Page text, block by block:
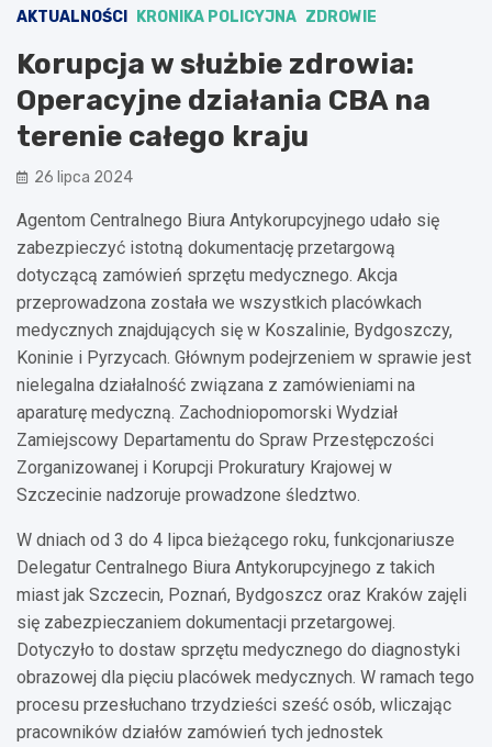
AKTUALNOŚCI KRONIKA POLICYJNA ZDROWIE
Korupcja w służbie zdrowia:
Operacyjne działania CBA na
terenie całego kraju
26 lipca 2024
Agentom Centralnego Biura Antykorupcyjnego udało się
zabezpieczyć istotną dokumentację przetargową
dotyczącą zamówień sprzętu medycznego. Akcja
przeprowadzona została we wszystkich placówkach
medycznych znajdujących się w Koszalinie, Bydgoszczy,
Koninie i Pyrzycach. Głównym podejrzeniem w sprawie jest
nielegalna działalność związana z zamówieniami na
aparaturę medyczną. Zachodniopomorski Wydział
Zamiejscowy Departamentu do Spraw Przestępczości
Zorganizowanej i Korupcji Prokuratury Krajowej w
Szczecinie nadzoruje prowadzone śledztwo.
W dniach od 3 do 4 lipca bieżącego roku, funkcjonariusze
Delegatur Centralnego Biura Antykorupcyjnego z takich
miast jak Szczecin, Poznań, Bydgoszcz oraz Kraków zajęli
się zabezpieczaniem dokumentacji przetargowej.
Dotyczyło to dostaw sprzętu medycznego do diagnostyki
obrazowej dla pięciu placówek medycznych. W ramach tego
procesu przesłuchano trzydzieści sześć osób, wliczając
pracowników działów zamówień tych jednostek